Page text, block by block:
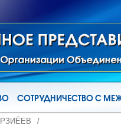
СОТРУДНИЧЕСТВО С
/